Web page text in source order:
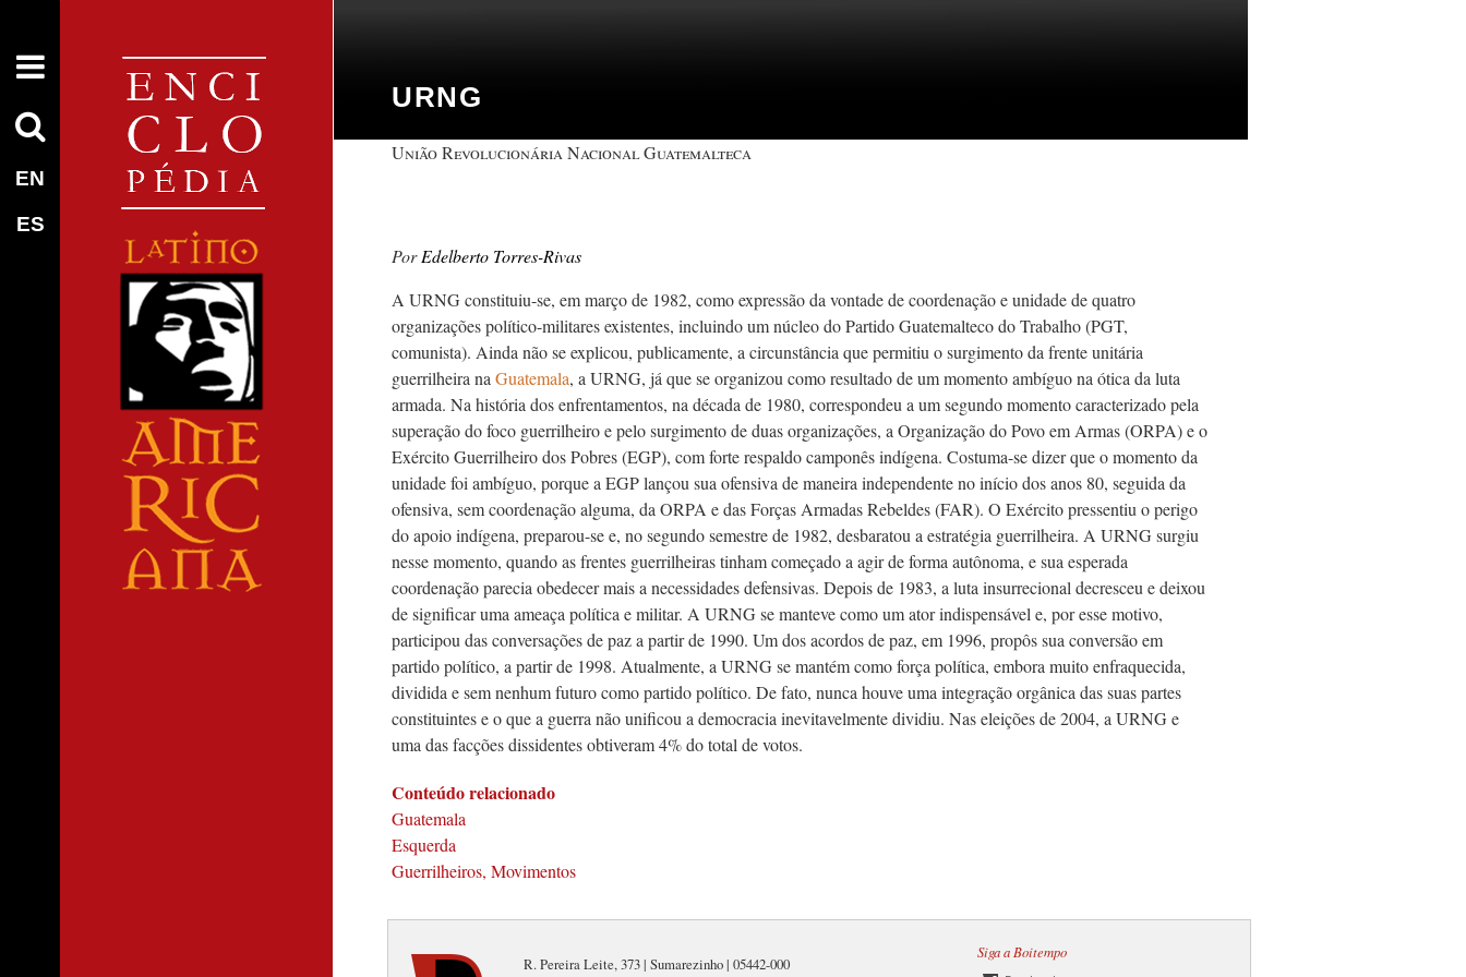
EN
ES
URNG
União Revolucionária Nacional Guatemalteca
Edelberto Torres-Rivas
A URNG constituiu-se, em março de 1982, como expressão da vontade de coordenação e unidade de quatro
organizações político-militares existentes, incluindo um núcleo do Partido Guatemalteco do Trabalho (PGT,
comunista). Ainda não se explicou, publicamente, a circunstância que permitiu o surgimento da frente unitária
guerrilheira na Guatemala, a URNG, já que se organizou como resultado de um momento ambíguo na ótica da luta
armada. Na história dos enfrentamentos, na década de 1980, correspondeu a um segundo momento caracterizado pela
superação do foco guerrilheiro e pelo surgimento de duas organizações, a Organização do Povo em Armas (ORPA) e o
Exército Guerrilheiro dos Pobres (EGP), com forte respaldo camponês indígena. Costuma-se dizer que o momento da
unidade foi ambíguo, porque a EGP lançou sua ofensiva de maneira independente no início dos anos 80, seguida da
ofensiva, sem coordenação alguma, da ORPA e das Forças Armadas Rebeldes (FAR). O Exército pressentiu o perigo
do apoio indígena, preparou-se e, no segundo semestre de 1982, desbaratou a estratégia guerrilheira. A URNG surgiu
nesse momento, quando as frentes guerrilheiras tinham começado a agir de forma autônoma, e sua esperada
coordenação parecia obedecer mais a necessidades defensivas. Depois de 1983, a luta insurrecional decresceu e deixou
de significar uma ameaça política e militar. A URNG se manteve como um ator indispensável e, por esse motivo,
participou das conversações de paz a partir de 1990. Um dos acordos de paz, em 1996, propôs sua conversão em
partido político, a partir de 1998. Atualmente, a URNG se mantém como força política, embora muito enfraquecida,
dividida e sem nenhum futuro como partido político. De fato, nunca houve uma integração orgânica das suas partes
constituintes e o que a guerra não unificou a democracia inevitavelmente dividiu. Nas eleições de 2004, a URNG e
uma das facções dissidentes obtiveram 4% do total de votos.
Conteúdo relacionado
Guatemala
Esquerda
Guerrilheiros, Movimentos
R. Pereira Leite, 373 | Sumarezinho | 05442-000
Siga a Boitempo